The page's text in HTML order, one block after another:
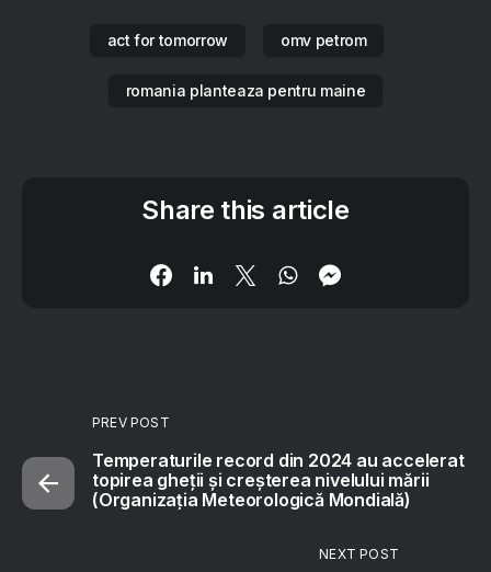
act for tomorrow omv petrom
romania planteaza pentru maine
Share this article
PREV POST
Temperaturile record din 2024 au accelerat
topirea gheții și creșterea nivelului mării
(Organizația Meteorologică Mondială)
NEXT POST